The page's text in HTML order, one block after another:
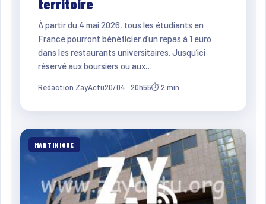
territoire
À partir du 4 mai 2026, tous les étudiants en
France pourront bénéficier d’un repas à 1 euro
dans les restaurants universitaires. Jusqu’ici
réservé aux boursiers ou aux…
Rédaction ZayActu20/04 · 20h55⏱ 2 min
MARTINIQUE